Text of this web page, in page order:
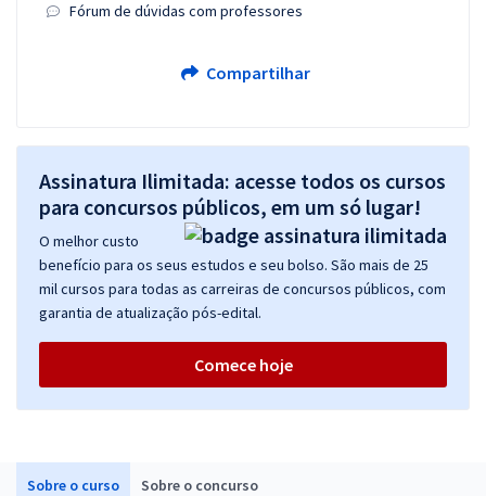
Sobre o curso Sobre o concurso
Fórum de dúvidas com professores
Compartilhar
Assinatura Ilimitada: acesse todos os cursos
para concursos públicos, em um só lugar!
O melhor custo
benefício para os seus estudos e seu bolso. São mais de 25
mil cursos para todas as carreiras de concursos públicos, com
garantia de atualização pós-edital.
Comece hoje